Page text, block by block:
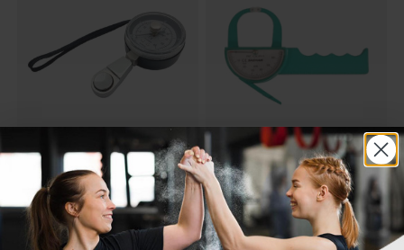
Saehan pintsetthaarde
dünamomeeter
186,90 €
sis. KM 24%
Saehan Rasvaprotsendi
mõõtmiklambrid
192,50€
sis. KM 24%